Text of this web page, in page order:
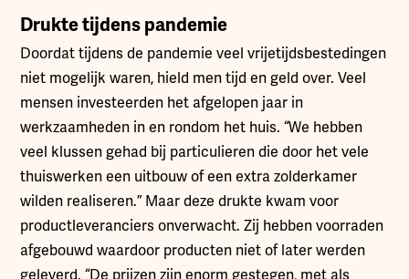
Drukte tijdens pandemie
Doordat tijdens de pandemie veel vrijetijdsbestedingen
niet mogelijk waren, hield men tijd en geld over. Veel
mensen investeerden het afgelopen jaar in
werkzaamheden in en rondom het huis. “We hebben
veel klussen gehad bij particulieren die door het vele
thuiswerken een uitbouw of een extra zolderkamer
wilden realiseren.” Maar deze drukte kwam voor
productleveranciers onverwacht. Zij hebben voorraden
afgebouwd waardoor producten niet of later werden
geleverd. “De prijzen zijn enorm gestegen, met als